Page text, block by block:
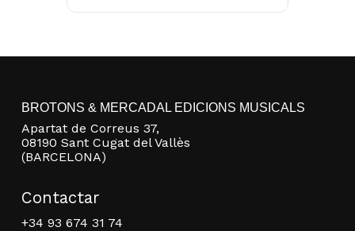
BROTONS & MERCADAL EDICIONS MUSICALS
Apartat de Correus 37,
08190 Sant Cugat del Vallès
(BARCELONA)
Contactar
+34 93 674 31 74